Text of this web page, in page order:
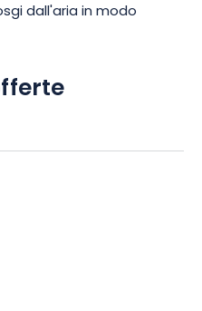
dall'aria in modo